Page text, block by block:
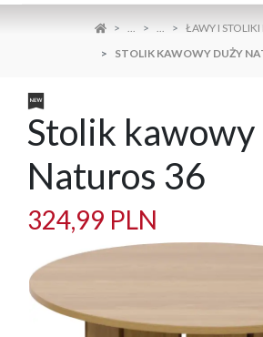
... ...
ŁAWY I
STOLIK KAWOWY DUŻY
Stolik kawowy
Naturos 36
324,99 PLN